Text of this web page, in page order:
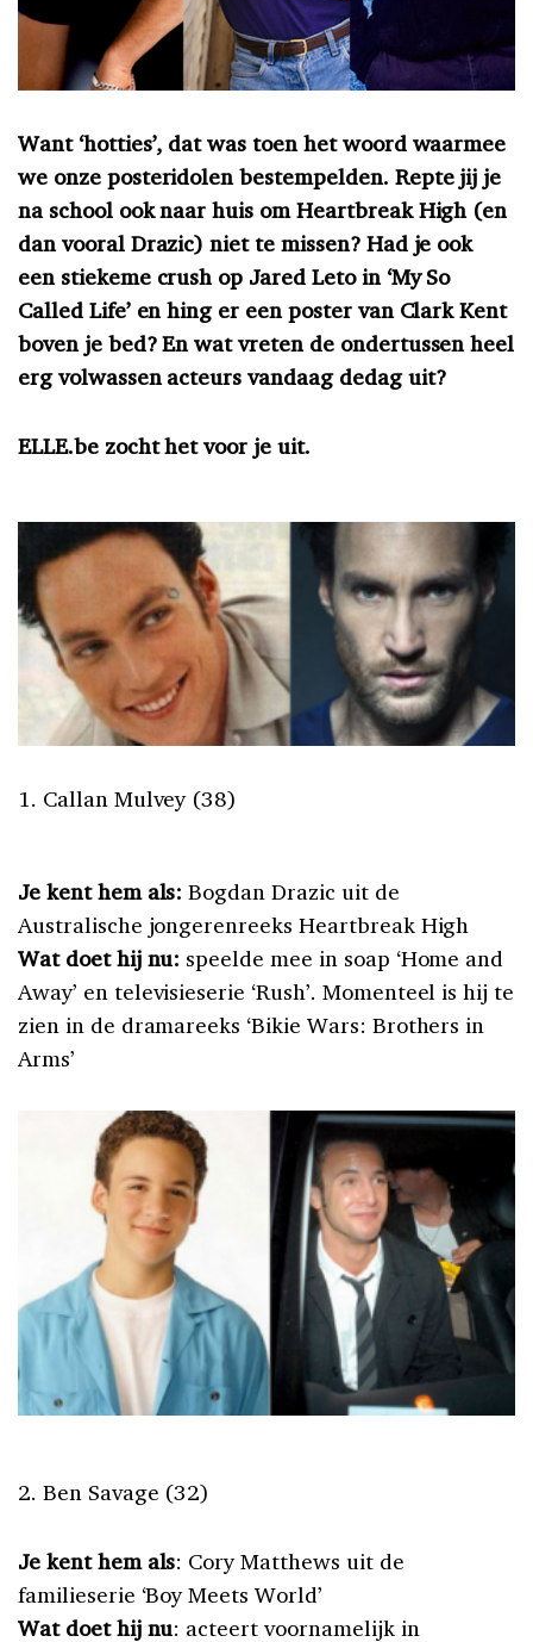
Want ‘hotties’, dat was toen het woord waarmee
we onze posteridolen bestempelden. Repte jij je
na school ook naar huis om Heartbreak High (en
dan vooral Drazic) niet te missen? Had je ook
een stiekeme crush op Jared Leto in ‘My So
Called Life’ en hing er een poster van Clark Kent
boven je bed? En wat vreten de ondertussen heel
erg volwassen acteurs vandaag dedag uit?
ELLE.be zocht het voor je uit.
1. Callan Mulvey (38)
Je kent hem als: Bogdan Drazic uit de
Australische jongerenreeks Heartbreak High
Wat doet hij nu: speelde mee in soap ‘Home and
Away’ en televisieserie ‘Rush’. Momenteel is hij te
zien in de dramareeks ‘Bikie Wars: Brothers in
Arms’
2. Ben Savage (32)
Je kent hem als: Cory Matthews uit de
familieserie ‘Boy Meets World’
Wat doet hij nu: acteert voornamelijk in